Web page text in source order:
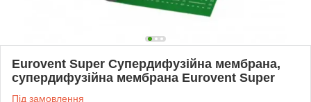
Eurovent Super Супердифузійна мембрана,
супердифузійна мембрана Eurovent Super
Під замовлення